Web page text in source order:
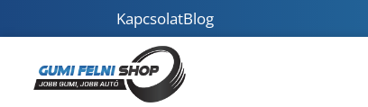
KapcsolatBlog